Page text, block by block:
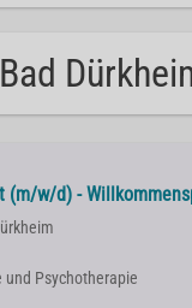
(m/w/d) -
Psychotherapie